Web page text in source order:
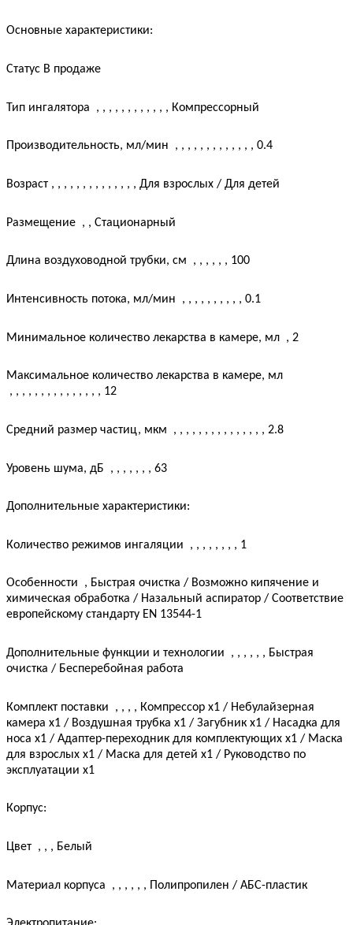
Основные характеристики:
Статус В продаже
Тип ингалятора , , , , , , , , , , , , Компрессорный
Производительность, мл/мин , , , , , , , , , , , , , 0.4
Возраст , , , , , , , , , , , , , , Для взрослых / Для детей
Размещение , , Стационарный
Длина воздуховодной трубки, см , , , , , , 100
Интенсивность потока, мл/мин , , , , , , , , , , 0.1
Минимальное количество лекарства в камере, мл , 2
Максимальное количество лекарства в камере, мл
, , , , , , , , , , , , , , , 12
Средний размер частиц, мкм , , , , , , , , , , , , , , , 2.8
Уровень шума, дБ , , , , , , , 63
Дополнительные характеристики:
Количество режимов ингаляции , , , , , , , , 1
Особенности , Быстрая очистка / Возможно кипячение и
химическая обработка / Назальный аспиратор / Соответствие
европейскому стандарту EN 13544-1
Дополнительные функции и технологии , , , , , , Быстрая
очистка / Бесперебойная работа
Комплект поставки , , , , Компрессор x1 / Небулайзерная
камера x1 / Воздушная трубка x1 / Загубник x1 / Насадка для
носа x1 / Адаптер-переходник для комплектующих x1 / Маска
для взрослых x1 / Маска для детей x1 / Руководство по
эксплуатации x1
Корпус:
Цвет , , , Белый
Материал корпуса , , , , , , Полипропилен / АБС-пластик